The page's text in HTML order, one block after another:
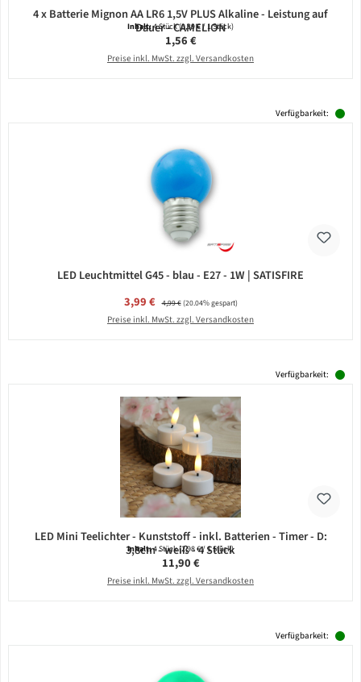
4 x Batterie Mignon AA LR6 1,5V PLUS Alkaline - Leistung auf
Dauer - CAMELION
Inhalt:4 Stück(0,39 € / 1 Stück)
Regulärer Preis:
1,56 €
Preise inkl. MwSt. zzgl. Versandkosten
Verfügbarkeit:
LED Leuchtmittel G45 - blau - E27 - 1W | SATISFIRE
Verkaufspreis:
3,99 € Regulärer Preis:
4,99 €(20.04% gespart)
Preise inkl. MwSt. zzgl. Versandkosten
Verfügbarkeit:
LED Mini Teelichter - Kunststoff - inkl. Batterien - Timer - D:
3,8cm - weiß - 4 Stück
Inhalt:4 Stück(2,98 € / 1 Stück)
Regulärer Preis:
11,90 €
Preise inkl. MwSt. zzgl. Versandkosten
Verfügbarkeit: